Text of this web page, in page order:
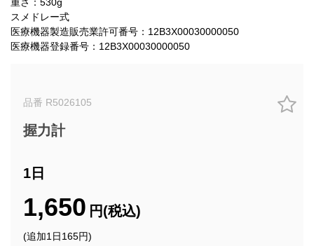
スメドレー式
医療機器製造販売業許可番号：12B3X00030000050
医療機器登録番号：12B3X00030000050
品番 R5026105
握力計
1日
1,650 円(税込)
(追加1日165円)